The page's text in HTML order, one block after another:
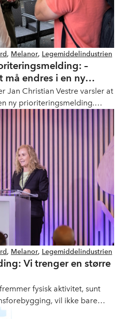
, Melanor, Legemiddelindustrien
–
må endres i en ny
Jan Christian Vestre varsler at
ny prioriteringsmelding.
legemidler inn i en større
til etableringen av et nytt
og bærekraft.
, Melanor, Legemiddelindustrien
Vi trenger en større
fysisk aktivitet, sunt
vil ikke bare
enkelte, men også